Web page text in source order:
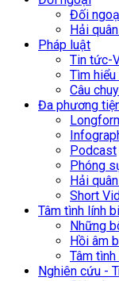
Đối
Hải
Pháp luật
Tin tức-
Tìm
Câu
Đa phương
Podcast
Phóng
Hải
Short
Tâm tình lính
Những
Hồi âm
Tâm
Nghiên cứu -